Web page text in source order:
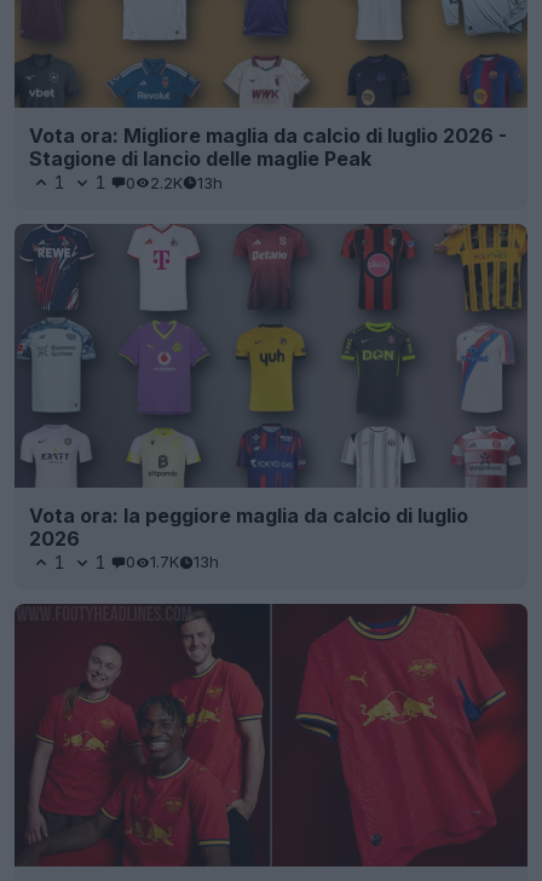
Vota ora: Migliore maglia da calcio di luglio 2026 -
Stagione di lancio delle maglie Peak
1 1 0 2.2K 13h
Vota ora: la peggiore maglia da calcio di luglio
2026
1 1 0 1.7K 13h